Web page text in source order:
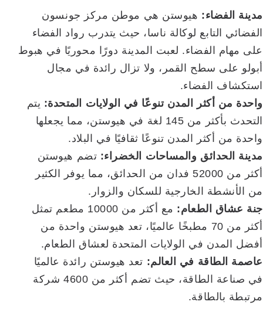
مدينة الفضاء: هيوستن هي موطن مركز جونسون
الفضائي التابع لوكالة ناسا، حيث يتدرب رواد الفضاء
على مهام الفضاء. لعبت المدينة دورًا محوريًا في هبوط
أبولو على سطح القمر، ولا تزال رائدة في مجال
استكشاف الفضاء.
واحدة من أكثر المدن تنوعًا في الولايات المتحدة: يتم
التحدث بأكثر من 145 لغة في هيوستن، مما يجعلها
واحدة من أكثر المدن تنوعًا ثقافيًا في البلاد.
مدينة الحدائق والمساحات الخضراء: تضم هيوستن
أكثر من 52000 فدان من الحدائق، مما يوفر الكثير
من الأنشطة الخارجية للسكان والزوار.
جنة عشاق الطعام:
مع أكثر من 10000 مطعم تمثل
أكثر من 70 مطبخًا عالميًا، تعد هيوستن واحدة من
أفضل المدن في الولايات المتحدة لعشاق الطعام.
عاصمة الطاقة في العالم: تعد هيوستن رائدة عالميًا
في صناعة الطاقة، حيث تضم أكثر من 4600 شركة
مرتبطة بالطاقة.